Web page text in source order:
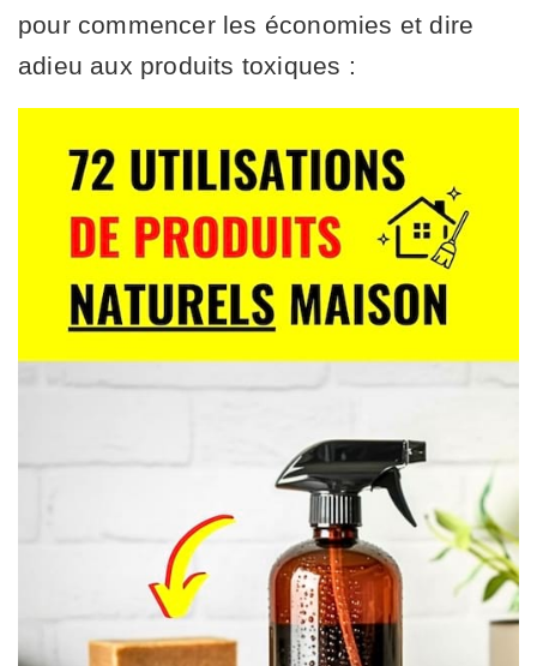
pour commencer les économies et dire
adieu aux produits toxiques :